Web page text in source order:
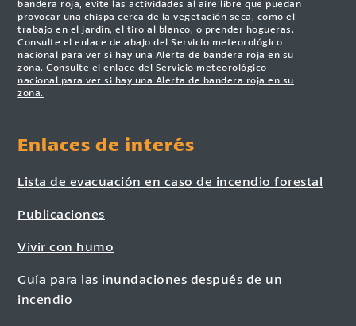
bandera roja, evite las actividades al aire libre que puedan
provocar una chispa cerca de la vegetación seca, como el
trabajo en el jardín, el tiro al blanco, o prender hogueras.
Consulte el enlace de abajo del Servicio meteorológico
nacional para ver si hay una Alerta de bandera roja en su
zona.Consulte el enlace del Servicio meteorológico
nacional para ver si hay una Alerta de bandera roja en su
zona.
Enlaces de interés
Lista de evacuación en caso de incendio forestal
Publicaciones
Vivir con humo
Guía para las inundaciones después de un
incendio